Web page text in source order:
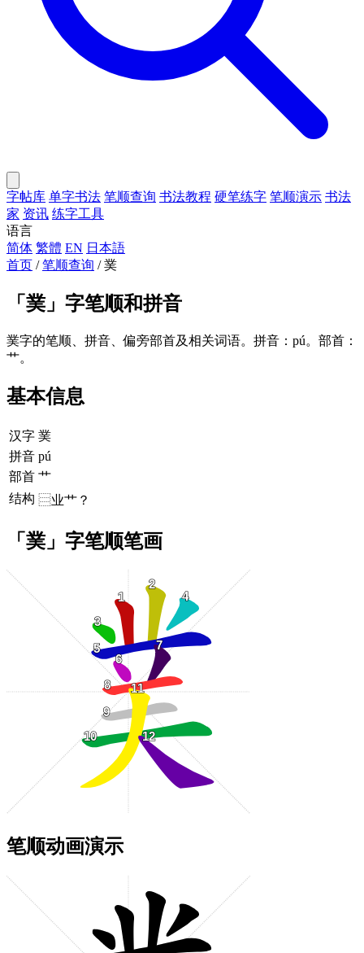
字帖库 单字书法 笔顺查询 书法教程 硬笔练字 笔顺演示 书法
家 资讯 练字工具
语言
简体 繁體 EN 日本語
首页 / 笔顺查询 / 菐
「 菐 」字笔顺和拼音
菐字的笔顺、拼音、偏旁部首及相关词语。拼音：pú。部首：
艹。
基本信息
汉字 菐
拼音 pú
部首 艹
结构 ⿳业艹？
「菐」字笔顺笔画
笔顺动画演示